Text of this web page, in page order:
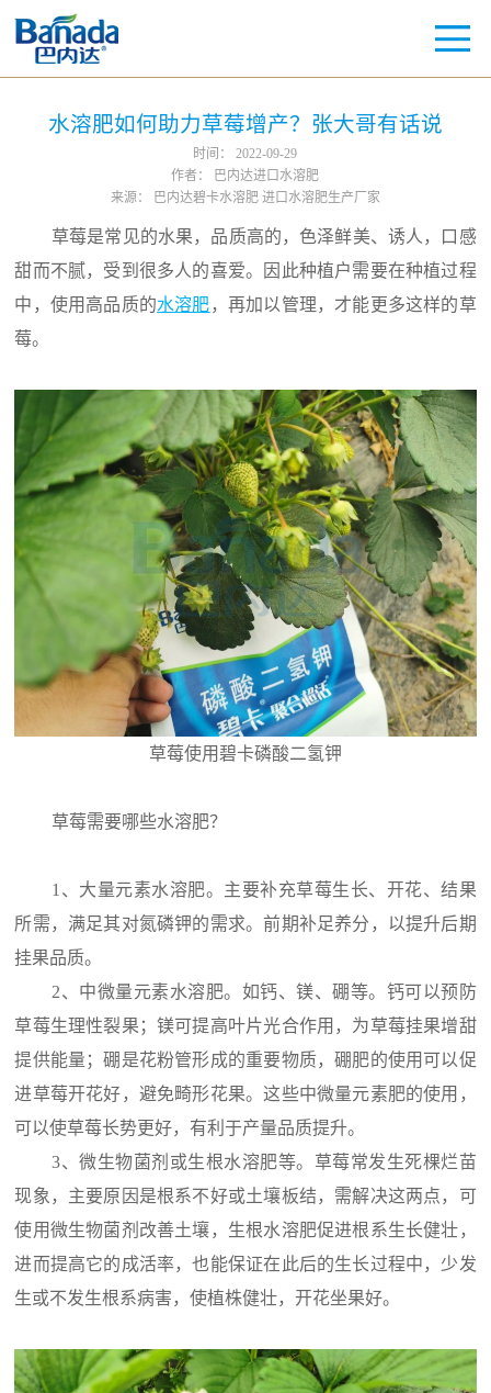
水溶肥如何助力草莓增产？张大哥有话说
时间：
2022-09-29
作者：
巴内达进口水溶肥
来源：
巴内达碧卡水溶肥 进口水溶肥生产厂家
草莓是常见的水果，品质高的，色泽鲜美、诱人，口感
甜而不腻，受到很多人的喜爱。因此种植户需要在种植过程
中，使用高品质的水溶肥 ，再加以管理，才能更多这样的草
莓。
草莓使用碧卡磷酸二氢钾
草莓需要哪些水溶肥？
1、大量元素水溶肥。主要补充草莓生长、开花、结果
所需，满足其对氮磷钾的需求。前期补足养分，以提升后期
挂果品质。
2、中微量元素水溶肥。如钙、镁、硼等。钙可以预防
草莓生理性裂果；镁可提高叶片光合作用，为草莓挂果增甜
提供能量；硼是花粉管形成的重要物质，硼肥的使用可以促
进草莓开花好，避免畸形花果。这些中微量元素肥的使用，
可以使草莓长势更好，有利于产量品质提升。
3、微生物菌剂或生根水溶肥等。草莓常发生死棵烂苗
现象，主要原因是根系不好或土壤板结，需解决这两点，可
使用微生物菌剂改善土壤，生根水溶肥促进根系生长健壮，
进而提高它的成活率，也能保证在此后的生长过程中，少发
生或不发生根系病害，使植株健壮，开花坐果好。